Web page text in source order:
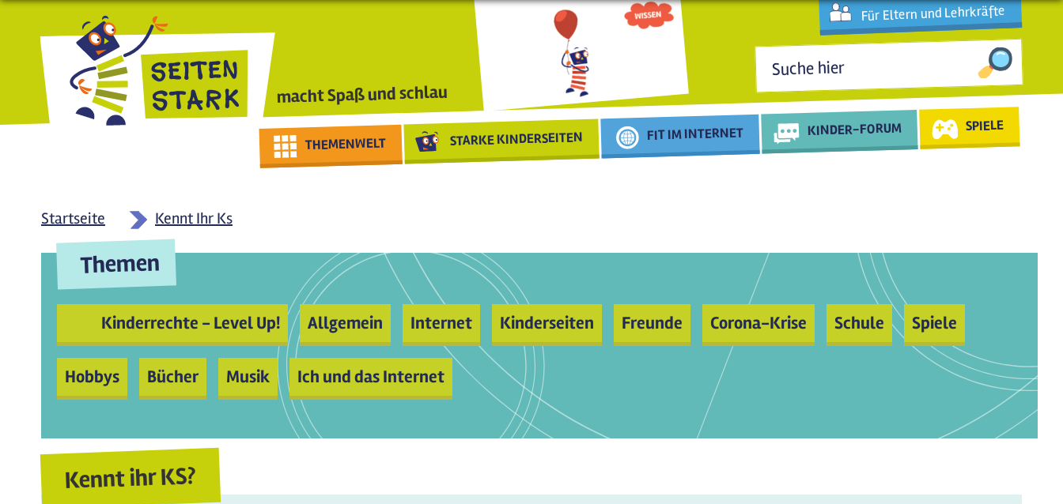
Direkt zum Inhalt
macht Spaß und schlau
Für Eltern und Lehrkräfte
Suchformular
THEMENWELT STARKE KINDERSEITEN FIT IM INTERNET KINDER-FORUM SPIELE
Startseite Kennt Ihr Ks
Themen
Kinderrechte - Level Up! Allgemein Internet Kinderseiten Freunde Corona-Krise Schule Spiele
Hobbys Bücher Musik Ich und das Internet
Kennt ihr KS?